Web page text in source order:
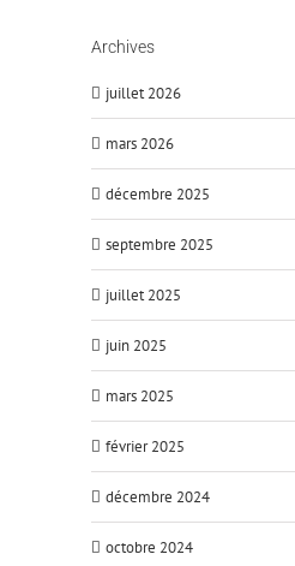
Archives
juillet 2026
mars 2026
décembre 2025
septembre 2025
juillet 2025
juin 2025
mars 2025
février 2025
décembre 2024
octobre 2024